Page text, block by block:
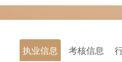
执业信息 考核信息